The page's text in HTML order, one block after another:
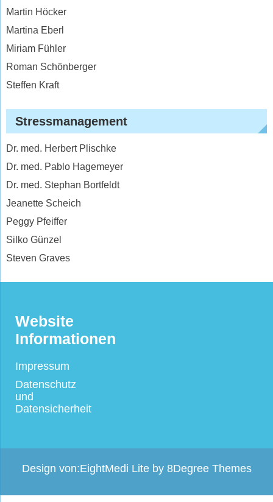
Martin Höcker
Martina Eberl
Miriam Fühler
Roman Schönberger
Steffen Kraft
Stressmanagement
Dr. med. Herbert Plischke
Dr. med. Pablo Hagemeyer
Dr. med. Stephan Bortfeldt
Jeanette Scheich
Peggy Pfeiffer
Silko Günzel
Steven Graves
Website
Informationen
Impressum
Datenschutz
und
Datensicherheit
Design von:EightMedi Lite by 8Degree Themes